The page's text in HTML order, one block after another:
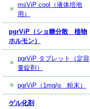
msViP cool（液体培地
用）
pgrViP（ショ糖分散 植物
ホルモン）
pgrViP タブレット（定容
量錠剤）
pgrViP（1mg/g 粉末）
ゲル化剤